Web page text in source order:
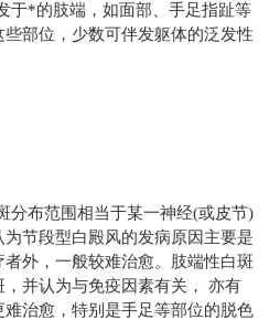
于*的肢端，如面部、手足指趾等
部位，少数可伴发躯体的泛发性
分布范围相当于某一神经(或皮节)
节段型白殿风的发病原因主要是
外，一般较难治愈。肢端性白斑
并认为与免疫因素有关， 亦有
治愈，特别是手足等部位的脱色